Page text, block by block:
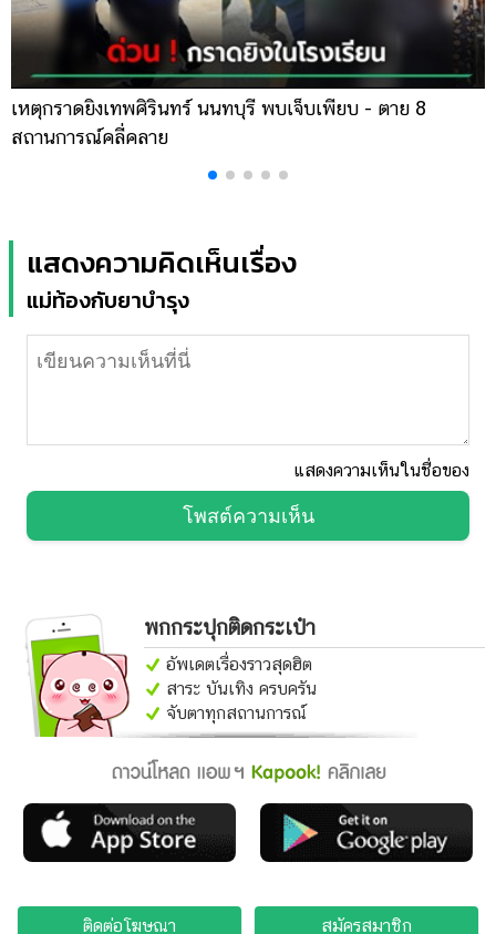
เหตุกราดยิงเทพศิรินทร์ นนทบุรี พบเจ็บเพียบ - ตาย 8
สถานการณ์คลี่คลาย
แสดงความคิดเห็นเรื่อง
แม่ท้องกับยาบำรุง
แสดงความเห็นในชื่อของ
โพสต์ความเห็น
พกกระปุกติดกระเป๋า
อัพเดตเรื่องราวสุดฮิต
สาระ บันเทิง ครบครัน
จับตาทุกสถานการณ์
ติดต่อโฆษณา สมัครสมาชิก